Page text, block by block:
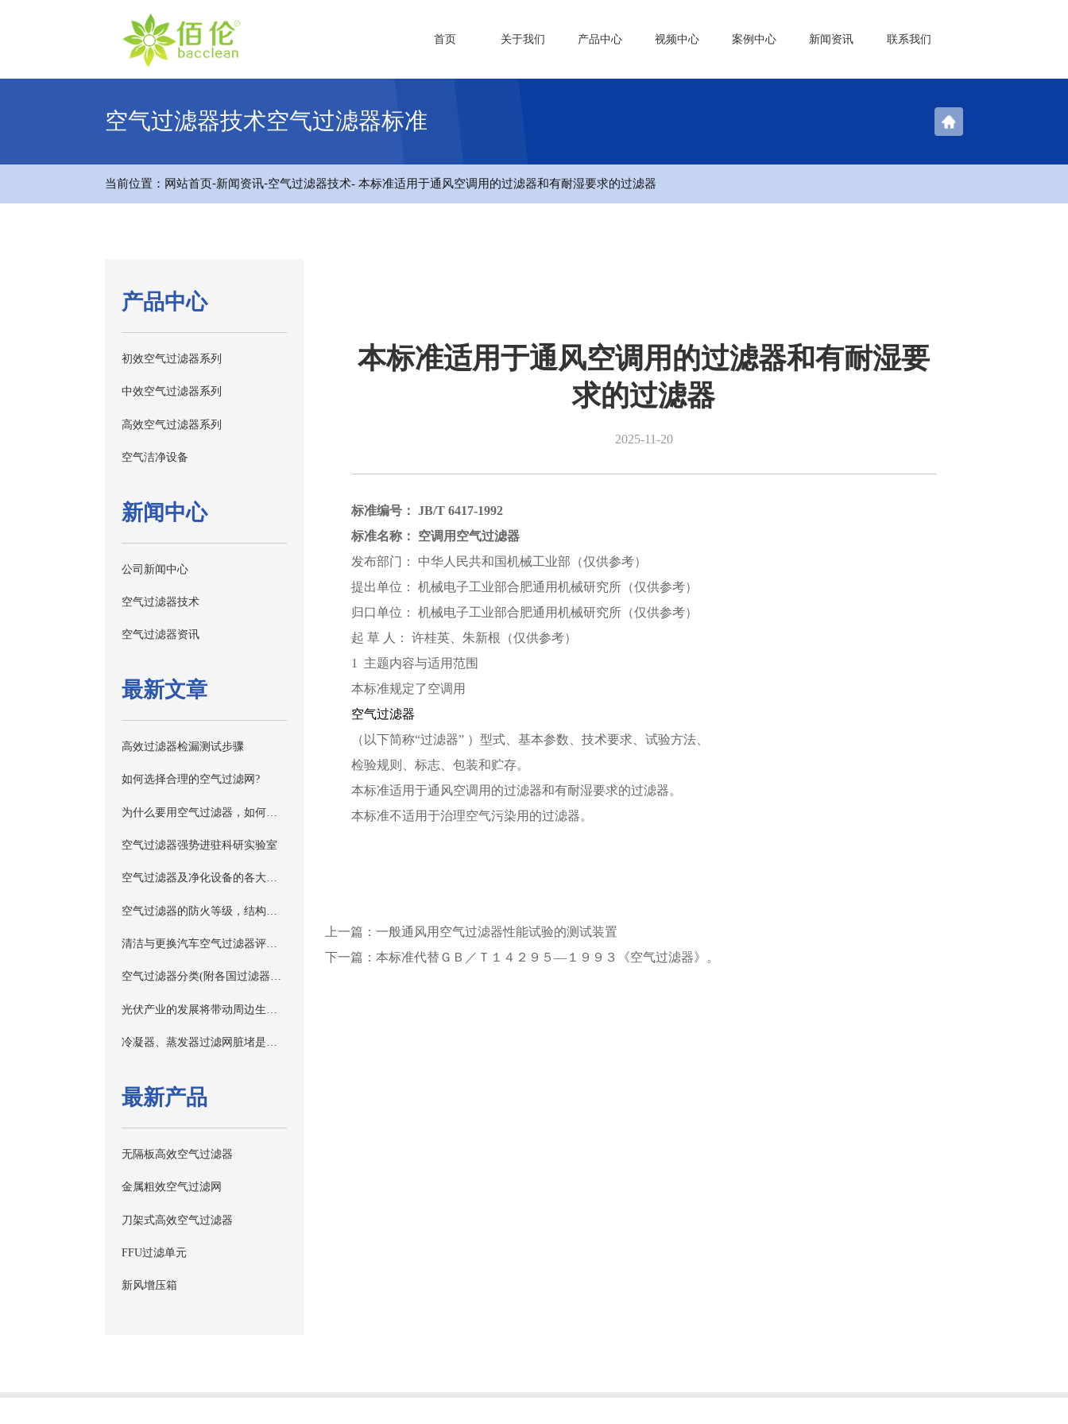
首页 关于我们 产品中心 视频中心 案例中心 新闻资讯 联系我们
空气过滤器技术空气过滤器标准
当前位置： 网站首页-新闻资讯-空气过滤器技术- 本标准适用于通风空调用的过滤器和有耐湿要求的过滤器
产品中心
初效空气过滤器系列
中效空气过滤器系列
高效空气过滤器系列
空气洁净设备
新闻中心
公司新闻中心
空气过滤器技术
空气过滤器资讯
最新文章
高效过滤器检漏测试步骤
如何选择合理的空气过滤网?
为什么要用空气过滤器，如何选用它？
空气过滤器强势进驻科研实验室
空气过滤器及净化设备的各大问题解答
清洁与更换汽车空气过滤器评分表
空气过滤器分类(附各国过滤器分级标准)
冷凝器、蒸发器过滤网脏堵是造成客车空气过滤网故障的主要原因
最新产品
无隔板高效空气过滤器
金属粗效空气过滤网
刀架式高效空气过滤器
FFU过滤单元
新风增压箱
本标准适用于通风空调用的过滤器和有耐湿要
求的过滤器
2025-11-20
标准编号： JB/T 6417-1992
标准名称： 空调用空气过滤器
发布部门： 中华人民共和国机械工业部（仅供参考）
提出单位： 机械电子工业部合肥通用机械研究所（仅供参考）
归口单位： 机械电子工业部合肥通用机械研究所（仅供参考）
起 草 人： 许桂英、朱新根（仅供参考）
1 主题内容与适用范围
本标准规定了空调用
空气过滤器
（以下简称“过滤器” ）型式、基本参数、技术要求、试验方法、
检验规则、标志、包装和贮存。
本标准适用于通风空调用的过滤器和有耐湿要求的过滤器。
本标准不适用于治理空气污染用的过滤器。
上一篇：一般通风用空气过滤器性能试验的测试装置
下一篇：本标准代替ＧＢ／Ｔ１４２９５—１９９３《空气过滤器》。